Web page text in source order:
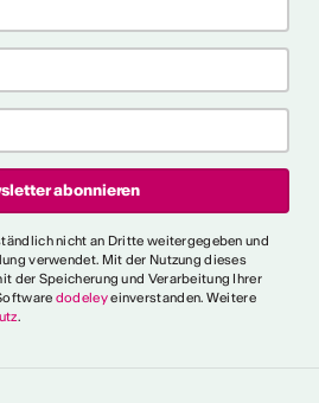
nicht an Dritte weitergegeben und
verwendet. Mit der Nutzung dieses
der Speicherung und Verarbeitung Ihrer
dodeleyeinverstanden. Weitere
.